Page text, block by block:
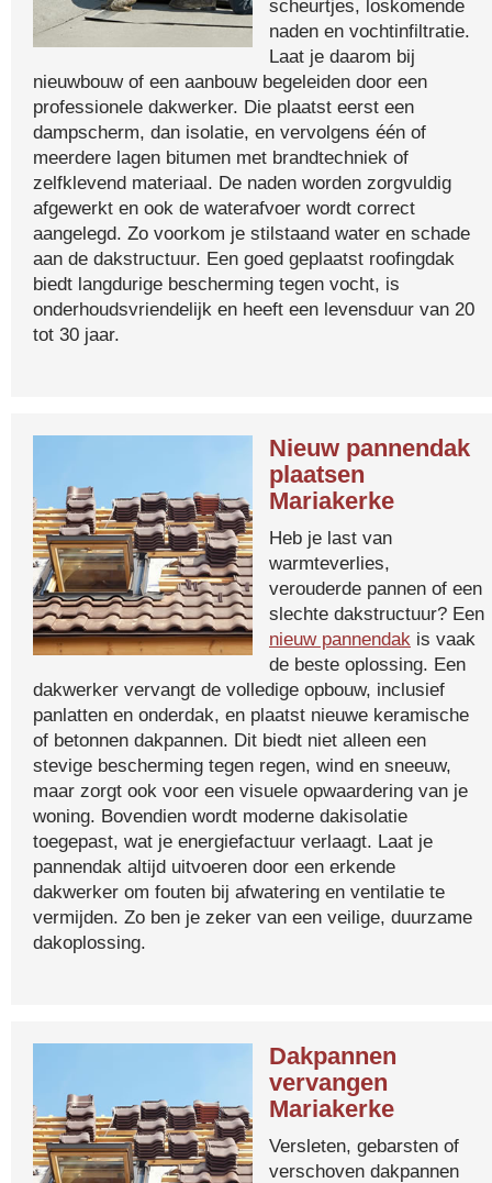
scheurtjes, loskomende
naden en vochtinfiltratie.
Laat je daarom bij
nieuwbouw of een aanbouw begeleiden door een
professionele dakwerker. Die plaatst eerst een
dampscherm, dan isolatie, en vervolgens één of
meerdere lagen bitumen met brandtechniek of
zelfklevend materiaal. De naden worden zorgvuldig
afgewerkt en ook de waterafvoer wordt correct
aangelegd. Zo voorkom je stilstaand water en schade
aan de dakstructuur. Een goed geplaatst roofingdak
biedt langdurige bescherming tegen vocht, is
onderhoudsvriendelijk en heeft een levensduur van 20
tot 30 jaar.
Nieuw pannendak
plaatsen
Mariakerke
Heb je last van
warmteverlies,
verouderde pannen of een
slechte dakstructuur? Een
nieuw pannendak is vaak
de beste oplossing. Een
dakwerker vervangt de volledige opbouw, inclusief
panlatten en onderdak, en plaatst nieuwe keramische
of betonnen dakpannen. Dit biedt niet alleen een
stevige bescherming tegen regen, wind en sneeuw,
maar zorgt ook voor een visuele opwaardering van je
woning. Bovendien wordt moderne dakisolatie
toegepast, wat je energiefactuur verlaagt. Laat je
pannendak altijd uitvoeren door een erkende
dakwerker om fouten bij afwatering en ventilatie te
vermijden. Zo ben je zeker van een veilige, duurzame
dakoplossing.
Dakpannen
vervangen
Mariakerke
Versleten, gebarsten of
verschoven dakpannen